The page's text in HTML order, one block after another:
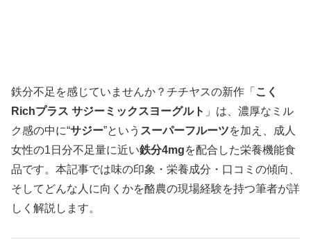
鉄分不足を感じていませんか？チチヤスの新作「 こく
Richプラス サジーミックスヨーグルト 」は、濃厚なミル
ク感の中に“サジー”という スーパーフルーツを加え、成人
女性の1日分不足量に近い鉄分4mgを配合した栄養機能食
品です。本記事では味の印象・栄養成分・口コミの傾向、
そしてどんな人に向くかを酪農の現場経験を持つ筆者が詳
しく解説します。